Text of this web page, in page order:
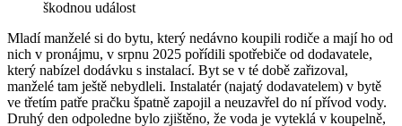
Mladí manželé si do bytu, který nedávno koupili rodiče a mají ho od
nich v pronájmu, v srpnu 2025 pořídili spotřebiče od dodavatele,
který nabízel dodávku s instalací. Byt se v té době zařizoval,
manželé tam ještě nebydleli. Instalatér (najatý dodavatelem) v bytě
ve třetím patře pračku špatně zapojil a neuzavřel do ní přívod vody.
Druhý den odpoledne bylo zjištěno, že voda je vyteklá v koupelně,